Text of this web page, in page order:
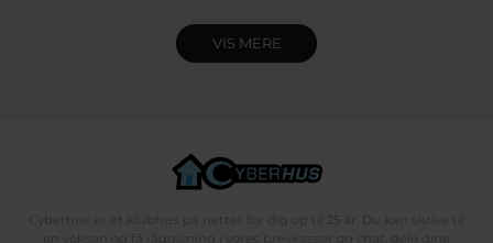
VIS MERE
Cyberhus er et klubhus på nettet for dig op til 25 år. Du kan skrive til
en voksen og få rådgivning i vores brevkasser og chat, dele dine